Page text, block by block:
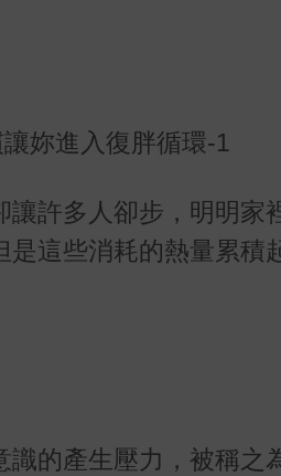
許多人卻步，明明家
這些消耗的熱量累積
的產生壓力，被稱之